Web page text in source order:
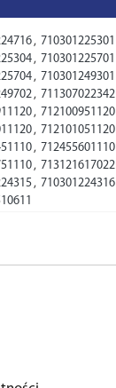
, 710301225301
, 710301225701
, 710301249301
, 711307022342
, 712100951120
, 712101051120
, 712455601110
, 713121617022
, 710301224316